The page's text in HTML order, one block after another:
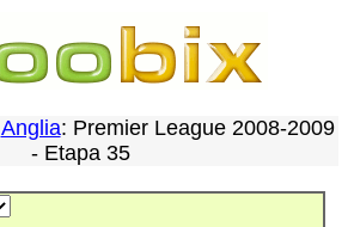
Anglia: Premier League 2008-2009
- Etapa 35